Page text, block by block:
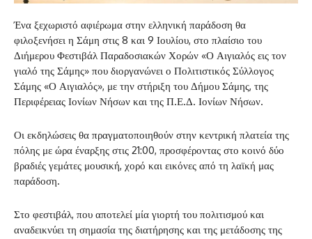
Ένα ξεχωριστό αφιέρωμα στην ελληνική παράδοση θα
φιλοξενήσει η Σάμη στις 8 και 9 Ιουλίου, στο πλαίσιο του
Διήμερου Φεστιβάλ Παραδοσιακών Χορών «Ο Αιγιαλός εις τον
γιαλό της Σάμης» που διοργανώνει ο Πολιτιστικός Σύλλογος
Σάμης «Ο Αιγιαλός», με την στήριξη του Δήμου Σάμης, της
Περιφέρειας Ιονίων Νήσων και της Π.Ε.Δ. Ιονίων Νήσων.
Οι εκδηλώσεις θα πραγματοποιηθούν στην κεντρική πλατεία της
πόλης με ώρα έναρξης στις 21:00, προσφέροντας στο κοινό δύο
βραδιές γεμάτες μουσική, χορό και εικόνες από τη λαϊκή μας
παράδοση.
Στο φεστιβάλ, που αποτελεί μία γιορτή του πολιτισμού και
αναδεικνύει τη σημασία της διατήρησης και της μετάδοσης της